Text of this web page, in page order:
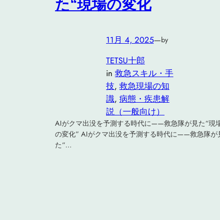
た“現場の変化
11月 4, 2025—by
TETSU十郎
in 救急スキル・手
技, 救急現場の知
識, 病態・疾患解
説（一般向け）
AIがクマ出没を予測する時代に——救急隊が見た“現
の変化” AIがクマ出没を予測する時代に——救急隊が
た“…